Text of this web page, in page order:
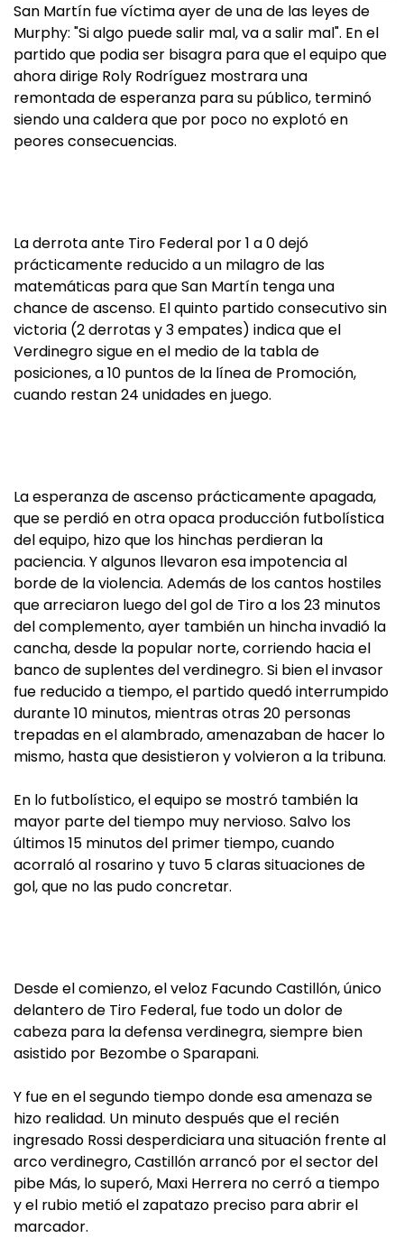
San Martín fue víctima ayer de una de las leyes de
Murphy: "Si algo puede salir mal, va a salir mal". En el
partido que podia ser bisagra para que el equipo que
ahora dirige Roly Rodríguez mostrara una
remontada de esperanza para su público, terminó
siendo una caldera que por poco no explotó en
peores consecuencias.
La derrota ante Tiro Federal por 1 a 0 dejó
prácticamente reducido a un milagro de las
matemáticas para que San Martín tenga una
chance de ascenso. El quinto partido consecutivo sin
victoria (2 derrotas y 3 empates) indica que el
Verdinegro sigue en el medio de la tabla de
posiciones, a 10 puntos de la línea de Promoción,
cuando restan 24 unidades en juego.
La esperanza de ascenso prácticamente apagada,
que se perdió en otra opaca producción futbolística
del equipo, hizo que los hinchas perdieran la
paciencia. Y algunos llevaron esa impotencia al
borde de la violencia. Además de los cantos hostiles
que arreciaron luego del gol de Tiro a los 23 minutos
del complemento, ayer también un hincha invadió la
cancha, desde la popular norte, corriendo hacia el
banco de suplentes del verdinegro. Si bien el invasor
fue reducido a tiempo, el partido quedó interrumpido
durante 10 minutos, mientras otras 20 personas
trepadas en el alambrado, amenazaban de hacer lo
mismo, hasta que desistieron y volvieron a la tribuna.
En lo futbolístico, el equipo se mostró también la
mayor parte del tiempo muy nervioso. Salvo los
últimos 15 minutos del primer tiempo, cuando
acorraló al rosarino y tuvo 5 claras situaciones de
gol, que no las pudo concretar.
Desde el comienzo, el veloz Facundo Castillón, único
delantero de Tiro Federal, fue todo un dolor de
cabeza para la defensa verdinegra, siempre bien
asistido por Bezombe o Sparapani.
Y fue en el segundo tiempo donde esa amenaza se
hizo realidad. Un minuto después que el recién
ingresado Rossi desperdiciara una situación frente al
arco verdinegro, Castillón arrancó por el sector del
pibe Más, lo superó, Maxi Herrera no cerró a tiempo
y el rubio metió el zapatazo preciso para abrir el
marcador.